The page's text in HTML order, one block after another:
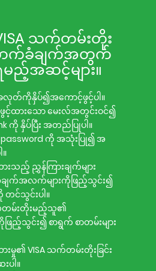
သက်တမ်းတိုး
ောက်ခံချက်အတွက်
ည့်အဆင့်များ။
လုတ်ကိုနှိပ်၍အကောင့်ဖွင့်ပါ။
ထားသော မေးလ်အတွင်းဝင်၍
ကို နှိပ်ပြီး အတည်ပြုပါ။
password ကို အသုံးပြု၍ အ
သည့် ညွှန်ကြားချက်များ
ျက်အလက်များကိုဖြည့်သွင်း၍
တင်သွင်းပါ။
တမ်းတိုးမည့်သူ၏
ည့်သွင်း၍ စာရွက် စာတမ်းများ
မှု၏ VISA သက်တမ်းတိုးခြင်း
ပါ။